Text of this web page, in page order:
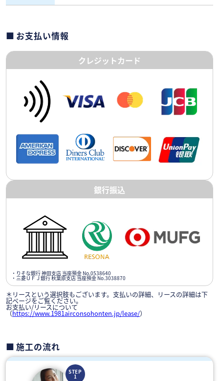
お支払い情報
クレジットカード
銀行振込
・りそな銀行 神田支店 当座預金 No.0538640
・三菱ＵＦＪ銀行 秋葉原支店 当座預金 No.3038870
＊リースという選択肢もございます。支払いの詳細、リースの詳細は下
記ページをご覧ください。
お支払い/リースについて
（https://www.1981airconsohonten.jp/lease/）
施工の流れ
STEP
1